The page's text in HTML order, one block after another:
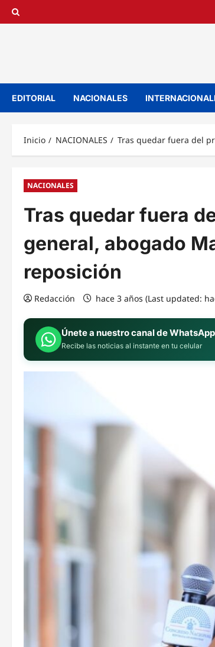
Saltar
EDITORIAL NACIONALES
Inicio NACIONALES Tras quedar fuera del
NACIONALES
Tras quedar fuera
general, abogado
reposición
Redacción hace 3 años (Last updated:
Únete a nuestro canal de WhatsApp
Recibe las noticias al instante en tu celular